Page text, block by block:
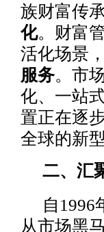
族财富传
化。财富
活化场景
服务。市
化、一站
置正在逐
全球的新
二、汇
自1996
从市场黑